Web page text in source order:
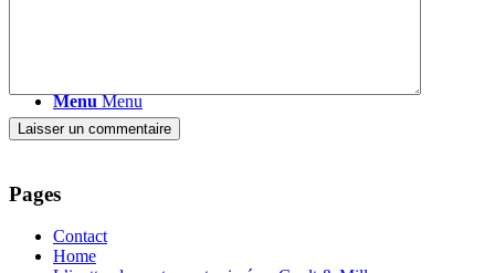
Menu Menu
Pages
Contact
Home